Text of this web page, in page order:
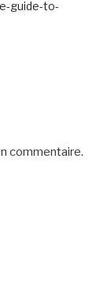
guide-to-
commentaire.